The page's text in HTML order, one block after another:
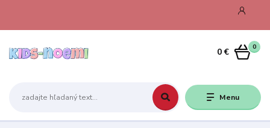
Menu
0
0 €